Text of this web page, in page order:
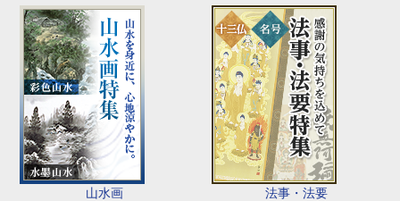
山水画 法事・法要